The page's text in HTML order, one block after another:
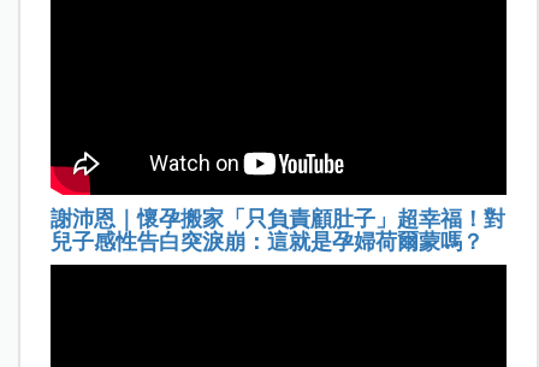
謝沛恩｜懷孕搬家「只負責顧肚子」超幸福！對
兒子感性告白突淚崩：這就是孕婦荷爾蒙嗎？